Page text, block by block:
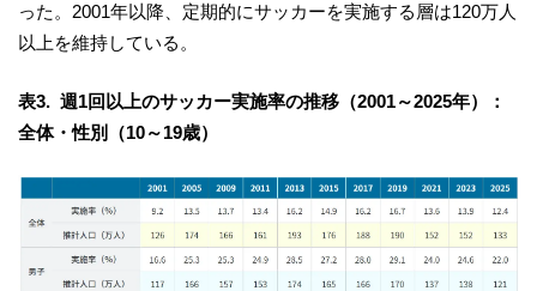
った。2001年以降、定期的にサッカーを実施する層は120万人
以上を維持している。
表3. 週1回以上のサッカー実施率の推移（2001～2025年）：
全体・性別（10～19歳）